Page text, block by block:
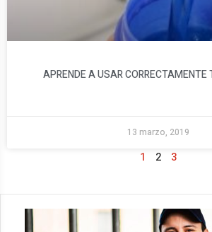
APRENDE A USAR CORRECTAMENTE
13 marzo, 2019
1 2 3